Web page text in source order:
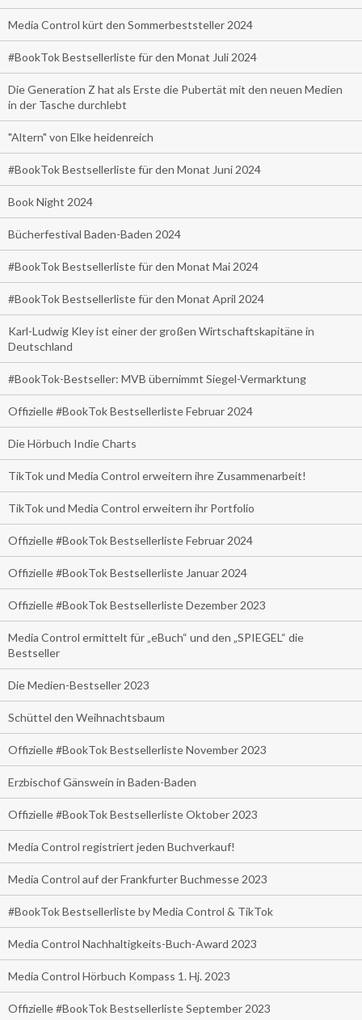
Media Control kürt den Sommerbeststeller 2024
#BookTok Bestsellerliste für den Monat Juli 2024
Die Generation Z hat als Erste die Pubertät mit den neuen Medien
in der Tasche durchlebt
"Altern" von Elke heidenreich
#BookTok Bestsellerliste für den Monat Juni 2024
Book Night 2024
Bücherfestival Baden-Baden 2024
#BookTok Bestsellerliste für den Monat Mai 2024
#BookTok Bestsellerliste für den Monat April 2024
Karl-Ludwig Kley ist einer der großen Wirtschaftskapitäne in
Deutschland
#BookTok-Bestseller: MVB übernimmt Siegel-Vermarktung
Offizielle #BookTok Bestsellerliste Februar 2024
Die Hörbuch Indie Charts
TikTok und Media Control erweitern ihre Zusammenarbeit!
TikTok und Media Control erweitern ihr Portfolio
Offizielle #BookTok Bestsellerliste Februar 2024
Offizielle #BookTok Bestsellerliste Januar 2024
Offizielle #BookTok Bestsellerliste Dezember 2023
Media Control ermittelt für „eBuch“ und den „SPIEGEL“ die
Bestseller
Die Medien-Bestseller 2023
Schüttel den Weihnachtsbaum
Offizielle #BookTok Bestsellerliste November 2023
Erzbischof Gänswein in Baden-Baden
Offizielle #BookTok Bestsellerliste Oktober 2023
Media Control registriert jeden Buchverkauf!
Media Control auf der Frankfurter Buchmesse 2023
#BookTok Bestsellerliste by Media Control & TikTok
Media Control Nachhaltigkeits-Buch-Award 2023
Media Control Hörbuch Kompass 1. Hj. 2023
Offizielle #BookTok Bestsellerliste September 2023